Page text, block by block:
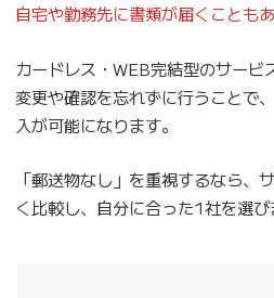
自宅や勤務先に書類が届くことも
カードレス・WEB完結型のサービ
変更や確認を忘れずに行うことで
入が可能になります。
「郵送物なし」を重視するなら、
く比較し、自分に合った1社を選び